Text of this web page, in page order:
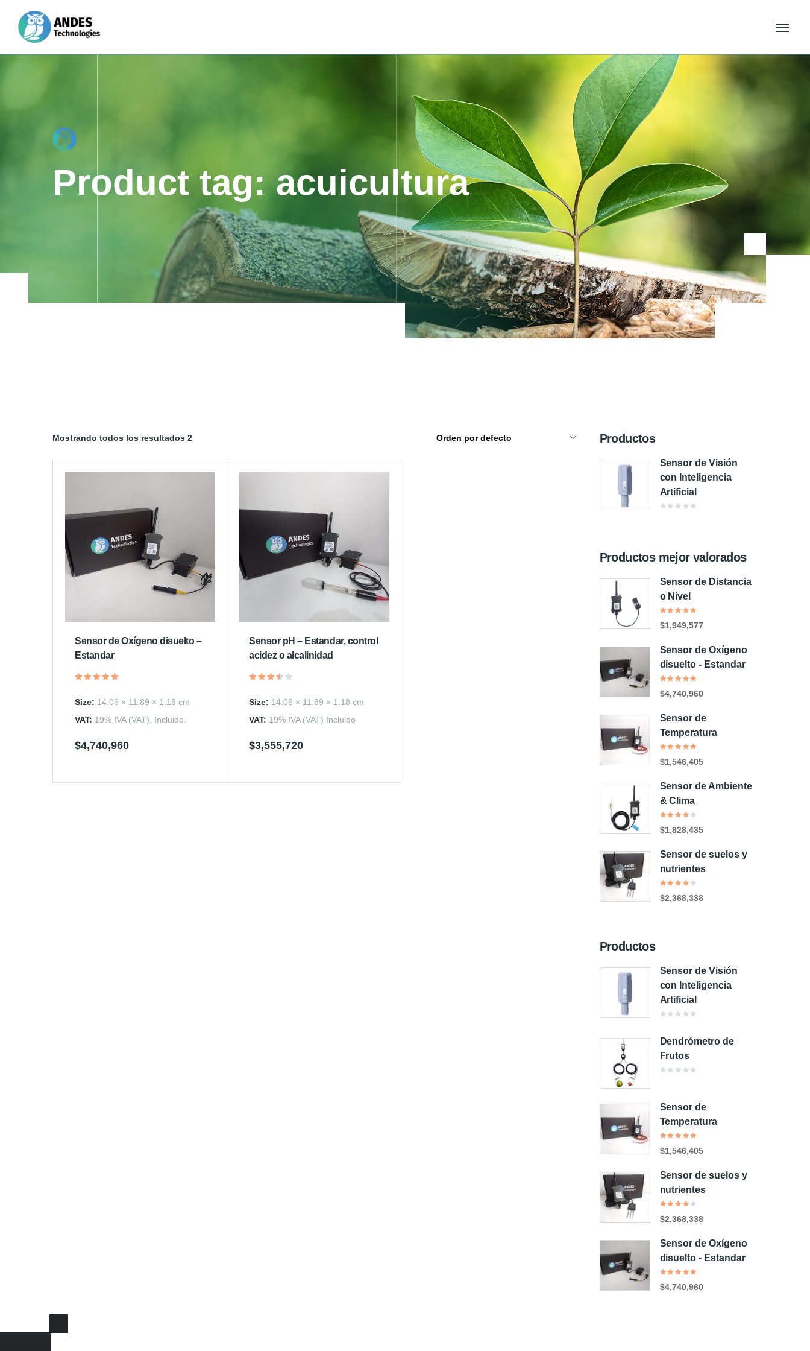
Product tag: acuicultura
Mostrando todos los resultados 2
Sensor de Oxígeno disuelto –
Estandar
5.00
Size: 14.06 × 11.89 × 1.18 cm
VAT: 19% IVA (VAT), Incluido.
$4,740,960
Sensor pH – Estandar, control
acidez o alcalinidad
3.50
Size: 14.06 × 11.89 × 1.18 cm
VAT: 19% IVA (VAT) Incluido
$3,555,720
Productos
Sensor de Visión
con Inteligencia
Artificial
Productos mejor valorados
Sensor de Distancia
o Nivel
en
5.00de
$1,949,577
Sensor de Oxígeno
disuelto - Estandar
en 5.00de
$4,740,960
Sensor de
Temperatura
en
5.00de
$1,546,405
Sensor de Ambiente
& Clima
en
4.00
de 5
$1,828,435
Sensor de suelos y
nutrientes
en 4.00
de 5
$2,368,338
Productos
Sensor de Visión
con Inteligencia
Artificial
de
Dendrómetro de
Frutos
5
Sensor de
Temperatura
en
5.00de
$1,546,405
Sensor de suelos y
nutrientes
en 4.00
de 5
$2,368,338
Sensor de Oxígeno
disuelto - Estandar
en 5.00de
$4,740,960